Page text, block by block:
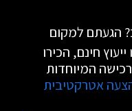
הגעתם למקום
חינם, הכירו
המיוחדות
אטרקטיבית